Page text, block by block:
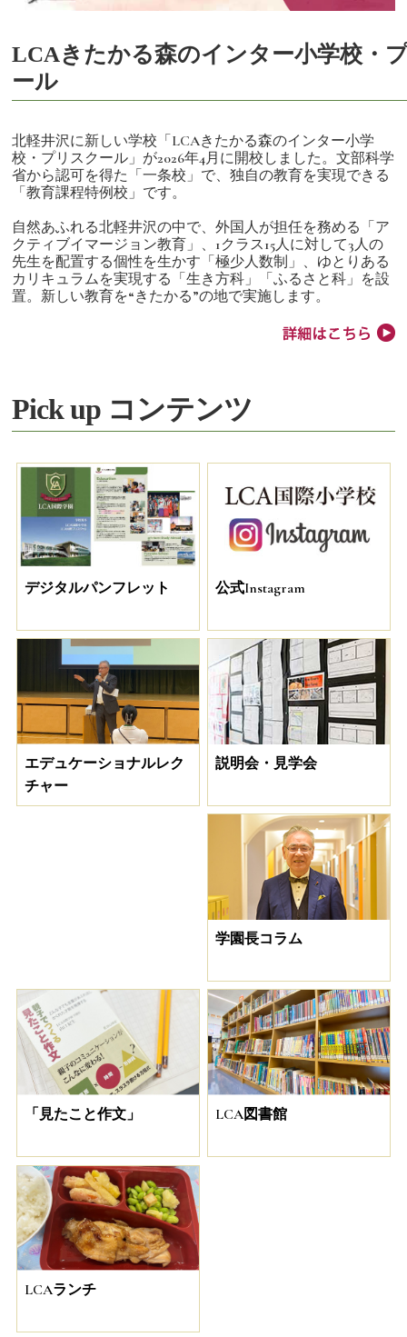
LCAきたかる森のインター小学校・
ール
北軽井沢に新しい学校「LCAきたかる森のインター小学
校・プリスクール」が2026年4月に開校しました。文部科学
省から認可を得た「一条校」で、独自の教育を実現できる
「教育課程特例校」です。
自然あふれる北軽井沢の中で、外国人が担任を務める「ア
クティブイマージョン教育」、1クラス15人に対して3人の
先生を配置する個性を生かす「極少人数制」、ゆとりある
カリキュラムを実現する「生き方科」「ふるさと科」を設
置。新しい教育を“きたかる”の地で実施します。
Pick up コンテンツ
デジタルパンフレット 公式Instagram
エデュケーショナルレク
チャー
説明会・見学会
学園長コラム
「見たこと作文」 LCA図書館
LCAランチ